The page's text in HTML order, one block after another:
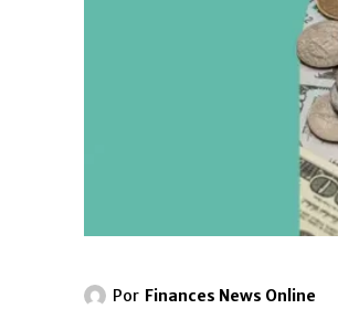
Por Finances News Online